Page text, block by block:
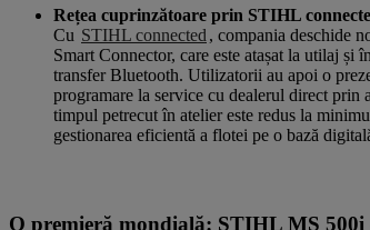
Rețea cuprinzătoare prin STIHL
Cu STIHL connected , compania deschide
Smart Connector, care este atașat la utilaj
transfer Bluetooth. Utilizatorii au apoi o
programare la service cu dealerul direct prin
timpul petrecut în atelier este redus la
gestionarea eficientă a flotei pe o bază
O premieră mondială: STIHL MS 500i